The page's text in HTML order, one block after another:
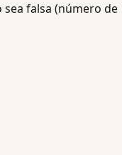
falsa (número de